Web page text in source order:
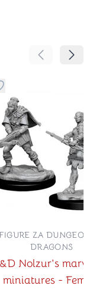
Pomeranje
omiljeno
za dodavanje
Nolzur's
miniatures -
ZA
DRAGONS